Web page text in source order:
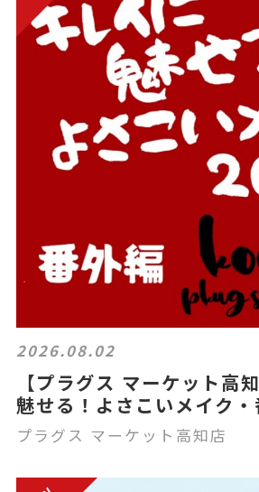
2026.08.02
【プラグス マーケット高
魅せる！よさこいメイク・
プラグス マーケット高知店